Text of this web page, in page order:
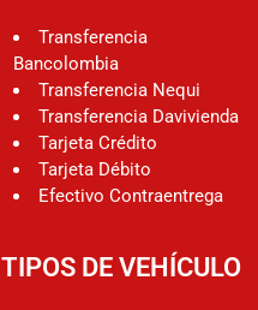
Transferencia
Bancolombia
Transferencia Nequi
Transferencia Davivienda
Tarjeta Crédito
Tarjeta Débito
Efectivo Contraentrega
TIPOS DE VEHÍCULO